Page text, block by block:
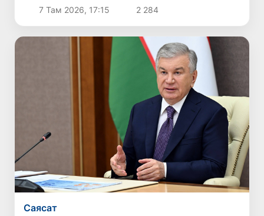
7 Там 2026, 17:15 2 284
Саясат